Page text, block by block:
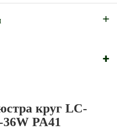
+
+
круг LC-
PA41